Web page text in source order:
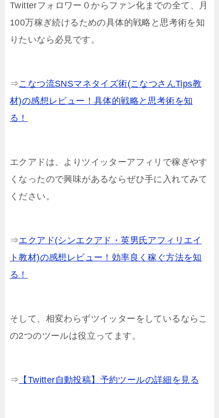
Twitterフォロワー０からファン化までの全て、月
100万稼ぎ続けるための具体的戦略と思考術を知
りたいなら必見です。
⇒こなつ流SNSマネタイズ術(こなつさんTips教
材)の感想レビュー！具体的戦略と思考術を知
る！
エクアドは、よりツイッターアフィリで稼ぎやす
くなったので興味があるならぜひ手に入れてみて
ください。
⇒エクアド(シンエクアド・英男氏アフィリエイ
ト教材)の感想レビュー！効率良く稼ぐ方法を知
る！
そして、相変わらずツイッターをしているならこ
の2つのツールは役立ってます。
⇒ 【Twitter自動投稿】予約ツールの詳細を見る